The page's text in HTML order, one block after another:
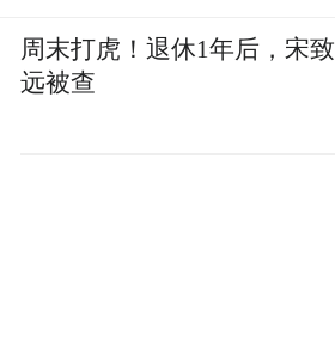
周末打虎！退休1年后，宋致
远被查